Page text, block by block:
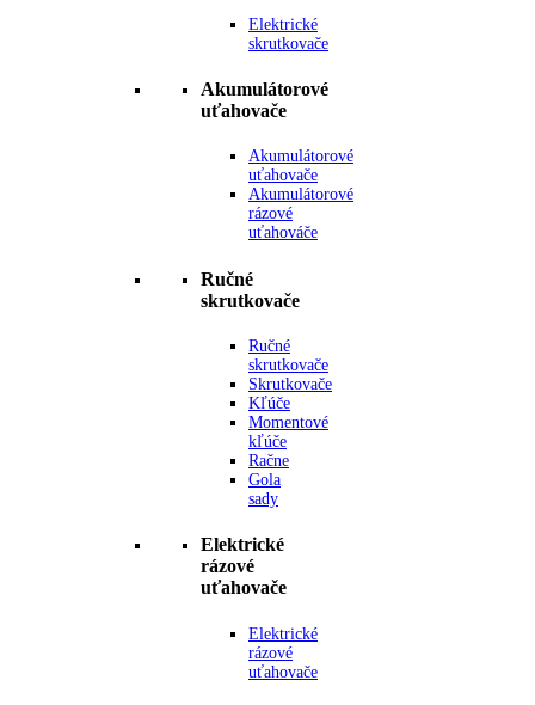
Elektrické
skrutkovače
Akumulátorové
uťahovače
Akumulátorové
uťahovače
Akumulátorové
rázové
uťahováče
Ručné
skrutkovače
Ručné
skrutkovače
Skrutkovače
Kľúče
Momentové
kľúče
Račne
Gola
sady
Elektrické
rázové
uťahovače
Elektrické
rázové
uťahovače